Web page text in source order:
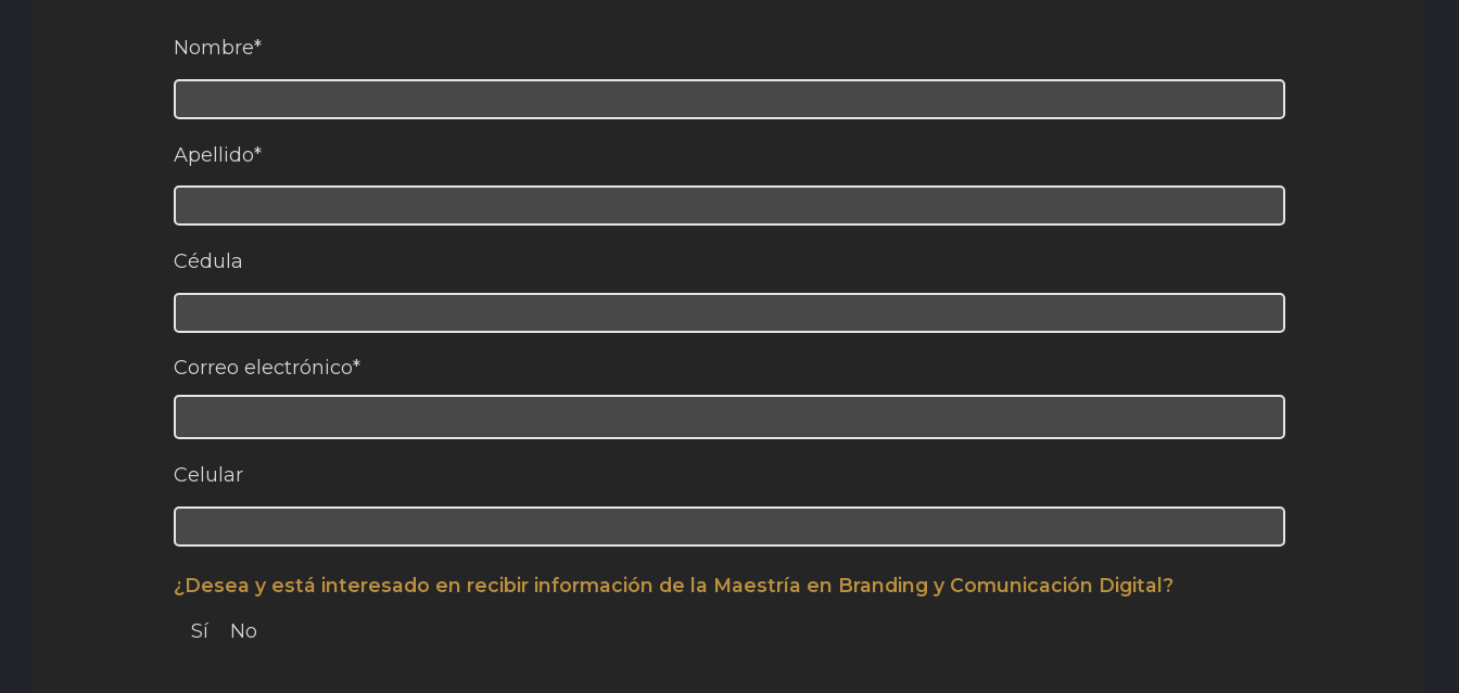
Nombre*
Apellido*
Cédula
Correo electrónico*
Celular
¿Desea y está interesado en recibir información de la Maestría en Branding y Comunicación Digital?
Sí No